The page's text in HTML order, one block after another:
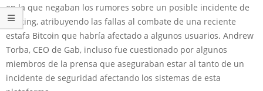
en la que negaban los rumores sobre un posible incidente de
hacking, atribuyendo las fallas al combate de una reciente
estafa Bitcoin que habría afectado a algunos usuarios. Andrew
Torba, CEO de Gab, incluso fue cuestionado por algunos
miembros de la prensa que aseguraban estar al tanto de un
incidente de seguridad afectando los sistemas de esta